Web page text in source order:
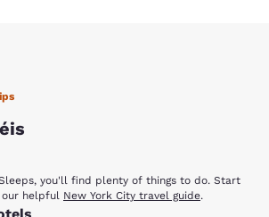
you'll find plenty of things to do. Start
helpful New York City travel guide.